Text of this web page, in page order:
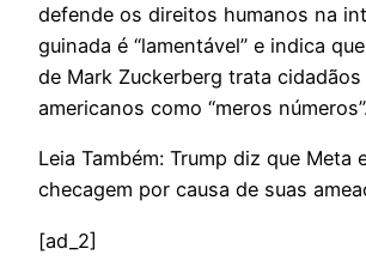
defende os direitos humanos na
guinada é “lamentável” e indica
de Mark Zuckerberg trata cidadãos
americanos como “meros números”.
Leia Também: Trump diz que Meta
checagem por causa de suas
[ad_2]